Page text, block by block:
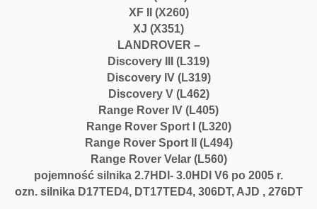
XF II (X260)
XJ (X351)
LANDROVER –
Discovery III (L319)
Discovery IV (L319)
Discovery V (L462)
Range Rover IV (L405)
Range Rover Sport I (L320)
Range Rover Sport II (L494)
Range Rover Velar (L560)
pojemność silnika 2.7HDI- 3.0HDI V6 po 2005 r.
ozn. silnika D17TED4, DT17TED4, 306DT, AJD , 276DT